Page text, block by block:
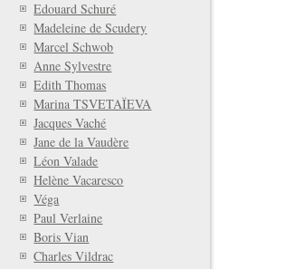
Edouard Schuré
Madeleine de Scudery
Marcel Schwob
Anne Sylvestre
Edith Thomas
Marina TSVETAÏEVA
Jacques Vaché
Jane de la Vaudère
Léon Valade
Helène Vacaresco
Véga
Paul Verlaine
Boris Vian
Charles Vildrac